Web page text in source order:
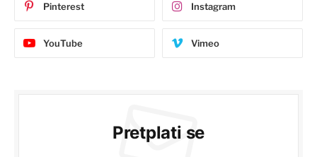
Pinterest Instagram
YouTube Vimeo
Pretplati se